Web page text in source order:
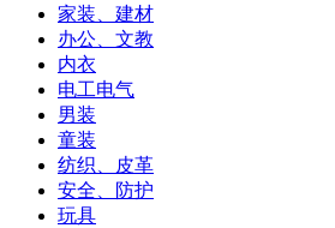
家装、建材
办公、文教
内衣
电工电气
男装
童装
纺织、皮革
安全、防护
玩具